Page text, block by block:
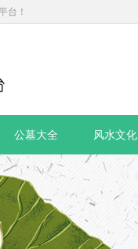
台！
公墓大全 风水文化